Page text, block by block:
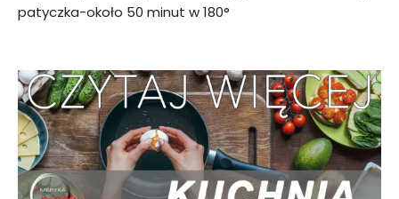
patyczka-około 50 minut w 180°